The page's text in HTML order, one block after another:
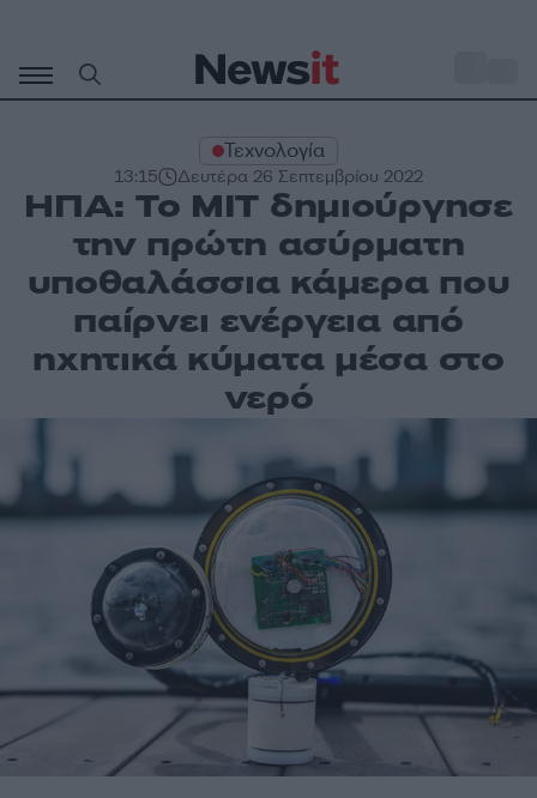
περιεχόμενο
Τεχνολογία
13:15 Δευτέρα 26 Σεπτεμβρίου 2022
ΗΠΑ: Το ΜΙΤ δημιούργησε
την πρώτη ασύρματη
υποθαλάσσια κάμερα που
παίρνει ενέργεια από
ηχητικά κύματα μέσα στο
νερό